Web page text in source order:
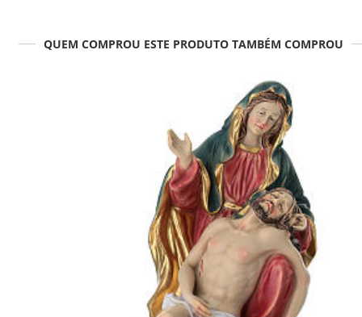
QUEM COMPROU ESTE PRODUTO TAMBÉM COMPROU